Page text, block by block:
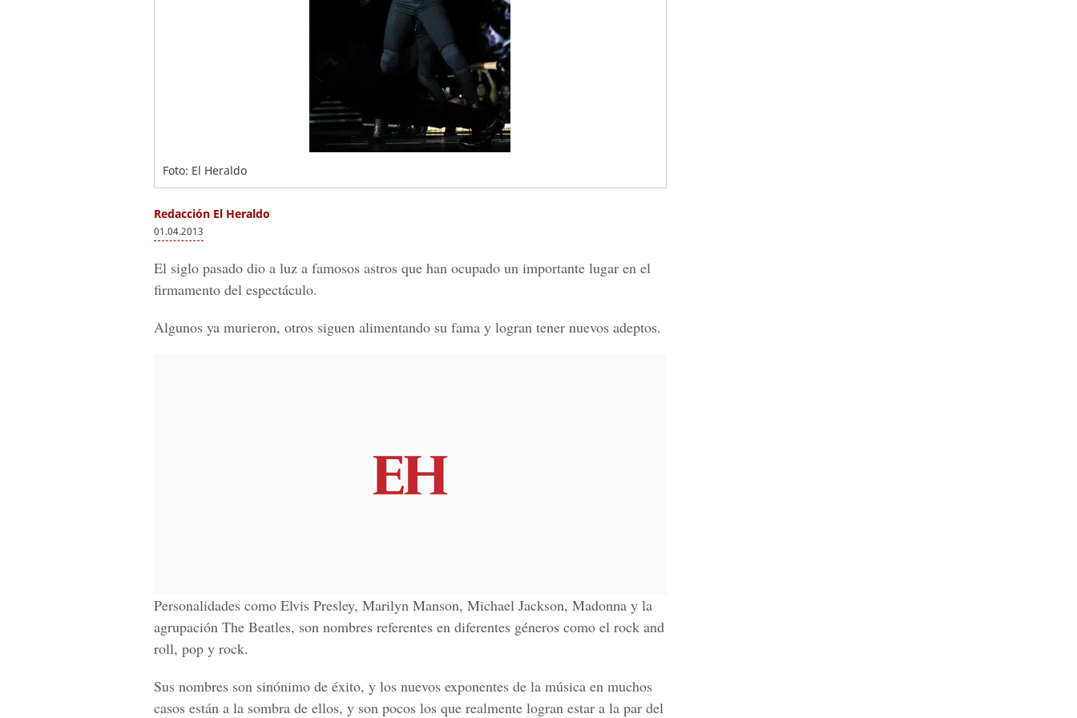
Foto: El Heraldo
Redacción El Heraldo
01.04.2013
El siglo pasado dio a luz a famosos astros que han ocupado un importante lugar en el
firmamento del espectáculo.
Algunos ya murieron, otros siguen alimentando su fama y logran tener nuevos adeptos.
Personalidades como Elvis Presley, Marilyn Manson, Michael Jackson, Madonna y la
agrupación The Beatles, son nombres referentes en diferentes géneros como el rock and
roll, pop y rock.
Sus nombres son sinónimo de éxito, y los nuevos exponentes de la música en muchos
casos están a la sombra de ellos, y son pocos los que realmente logran estar a la par del